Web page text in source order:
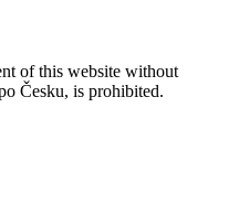
of this website without
Česku, is prohibited.